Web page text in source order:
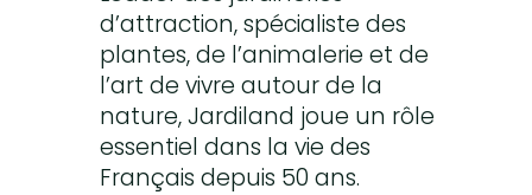
d’attraction, spécialiste des
plantes, de l’animalerie et de
l’art de vivre autour de la
nature, Jardiland joue un rôle
essentiel dans la vie des
Français depuis 50 ans.